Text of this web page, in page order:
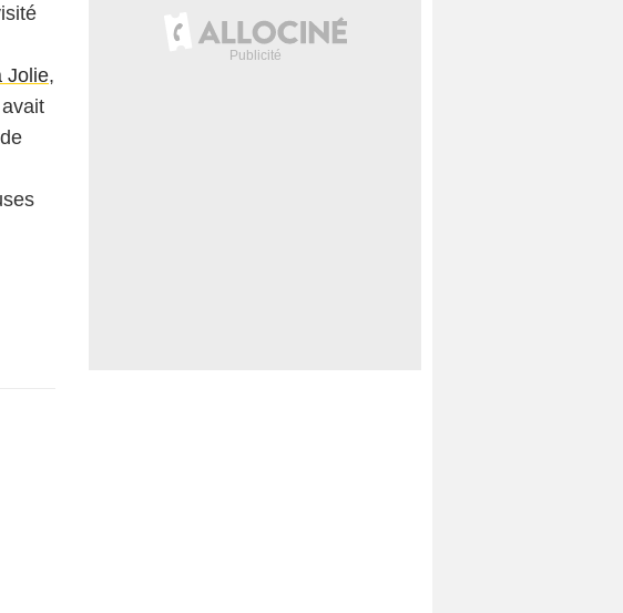
Jolie,